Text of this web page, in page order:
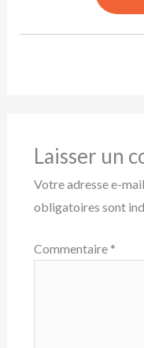
Laisser un
Votre adresse e-
obligatoires sont
Commentaire *